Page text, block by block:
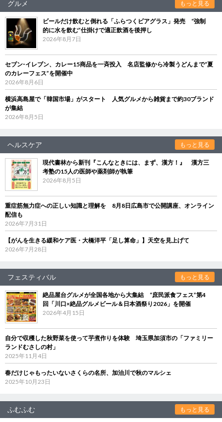
グルメ もっと見る
ビールだけ飲むと倒れる「ふらつくビアグラス」発売 “強制
的に水を飲む”仕掛けで適正飲酒を後押し
2026年8月7日
セブン‐イレブン、カレー15商品を一斉投入 名店監修から冷製うどんまで“夏
のカレーフェス”を開催中
2026年8月6日
横浜高島屋で「韓国市場」がスタート 人気グルメから雑貨まで約30ブランド
が集結
2026年8月5日
ヘルスケア もっと見る
現代書林から新刊『こんなときには、まず、漢方！』 漢方三
考塾の15人の医師や薬剤師が執筆
2026年8月5日
重症筋無力症への正しい知識と理解を 8月8日広島市で公開講座、オンライン
配信も
2026年7月31日
【がんを生きる緩和ケア医・大橋洋平「足し算命」】天空を見上げて
2026年7月28日
フェスティバル もっと見る
絶品屋台グルメが全国各地から大集結 “庶民派食フェス”第4
回「川口×絶品グルメビール＆日本酒祭り2026」を開催
2026年4月15日
自分で収穫した秋野菜を使って芋煮作りを体験 埼玉県加須市の「ファミリー
ランドむさしの村」
2025年11月4日
春だけじゃもったいないさくらの名所、加治川で秋のマルシェ
2025年10月23日
ふむふむ もっと見る